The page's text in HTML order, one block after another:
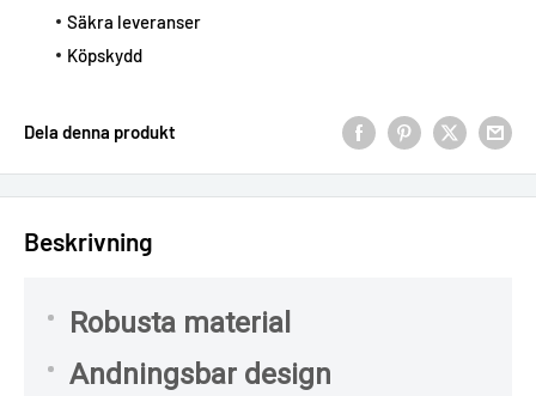
Säkra leveranser
Köpskydd
Dela denna produkt
Beskrivning
Robusta material
Andningsbar design